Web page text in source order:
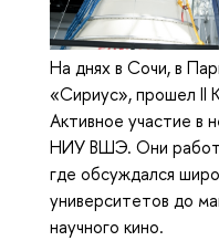
На днях в Сочи, в
«Сириус», прошел II
Активное участие в
НИУ ВШЭ. Они
где обсуждался
университетов до
научного кино.